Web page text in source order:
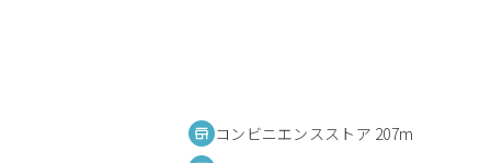
コンビニエンスストア 207m